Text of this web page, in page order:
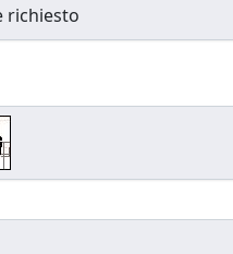
richiesto